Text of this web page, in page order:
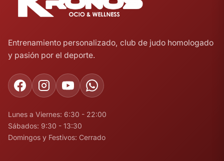
Entrenamiento personalizado, club de judo homologado
y pasión por el deporte.
Lunes a Viernes: 6:30 - 22:00
Sábados: 9:30 - 13:30
Domingos y Festivos: Cerrado